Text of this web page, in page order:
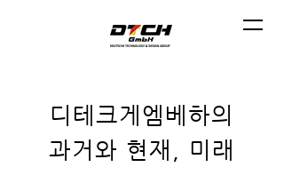
디테크게엠베하의
과거와 현재, 미래